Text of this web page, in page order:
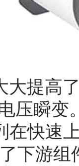
大提高
压瞬变
在快速
下游组